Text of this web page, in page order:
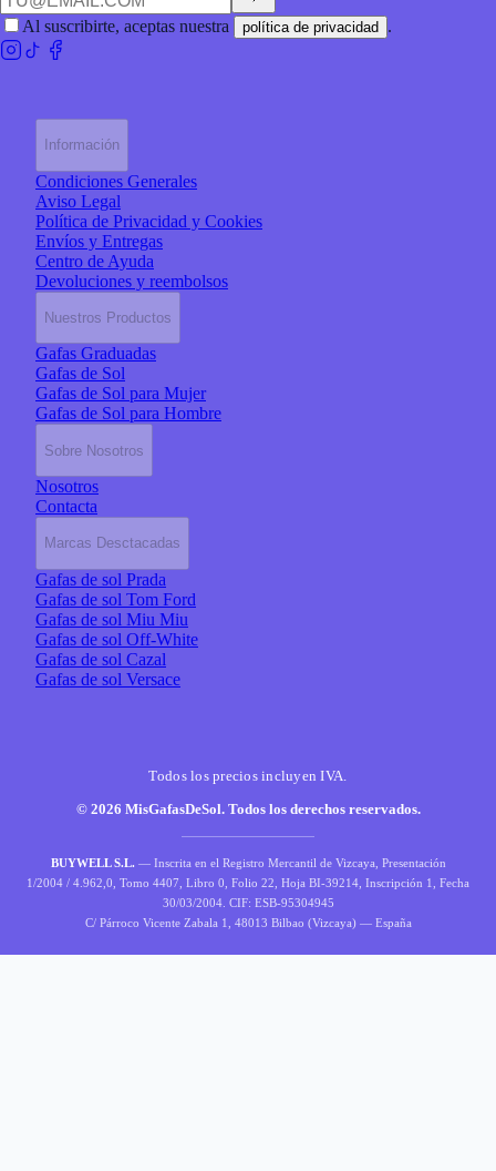
Al suscribirte, aceptas nuestra política de privacidad .
Información
Condiciones Generales
Aviso Legal
Política de Privacidad y Cookies
Envíos y Entregas
Centro de Ayuda
Devoluciones y reembolsos
Nuestros Productos
Gafas Graduadas
Gafas de Sol
Gafas de Sol para Mujer
Gafas de Sol para Hombre
Sobre Nosotros
Nosotros
Contacta
Marcas Desctacadas
Gafas de sol Prada
Gafas de sol Tom Ford
Gafas de sol Miu Miu
Gafas de sol Off-White
Gafas de sol Cazal
Gafas de sol Versace
Todos los precios incluyen IVA.
© 2026 MisGafasDeSol. Todos los derechos reservados.
BUYWELL S.L. — Inscrita en el Registro Mercantil de Vizcaya, Presentación
1/2004 / 4.962,0, Tomo 4407, Libro 0, Folio 22, Hoja BI-39214, Inscripción 1, Fecha
30/03/2004. CIF: ESB-95304945
C/ Párroco Vicente Zabala 1, 48013 Bilbao (Vizcaya) — España